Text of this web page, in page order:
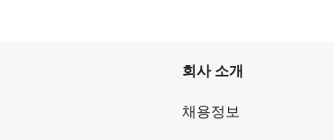
회사 소개
채용정보